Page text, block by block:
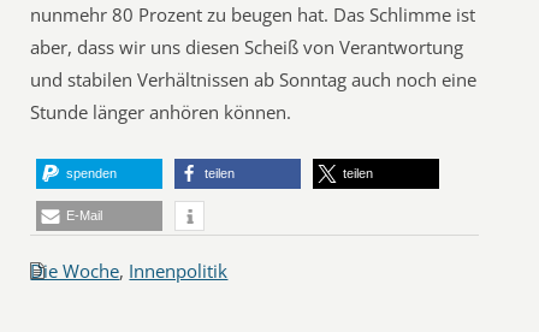
nunmehr 80 Prozent zu beugen hat. Das Schlimme ist
aber, dass wir uns diesen Scheiß von Verantwortung
und stabilen Verhältnissen ab Sonntag auch noch eine
Stunde länger anhören können.
spenden teilen teilen
E-Mail
Die Woche, Innenpolitik